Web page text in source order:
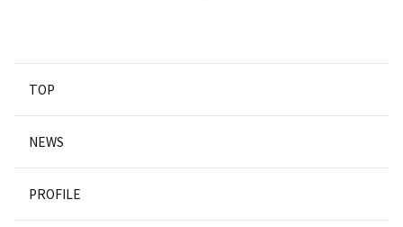
TOP
NEWS
PROFILE